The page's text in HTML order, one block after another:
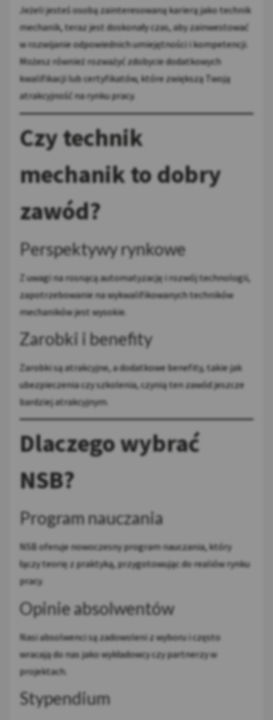
Jeżeli jesteś osobą zainteresowaną karierą jako technik
mechanik, teraz jest doskonały czas, aby zainwestować
w rozwijanie odpowiednich umiejętności i kompetencji.
Możesz również rozważyć zdobycie dodatkowych
kwalifikacji lub certyfikatów, które zwiększą Twoją
atrakcyjność na rynku pracy.
Czy technik
mechanik to dobry
zawód?
Perspektywy rynkowe
Z uwagi na rosnącą automatyzację i rozwój technologii,
zapotrzebowanie na wykwalifikowanych techników
mechaników jest wysokie.
Zarobki i benefity
Zarobki są atrakcyjne, a dodatkowe benefity, takie jak
ubezpieczenia czy szkolenia, czynią ten zawód jeszcze
bardziej atrakcyjnym.
Dlaczego wybrać
NSB?
Program nauczania
NSB oferuje nowoczesny program nauczania, który
łączy teorię z praktyką, przygotowując do realiów rynku
pracy.
Opinie absolwentów
Nasi absolwenci są zadowoleni z wyboru i często
wracają do nas jako wykładowcy czy partnerzy w
projektach.
Stypendium